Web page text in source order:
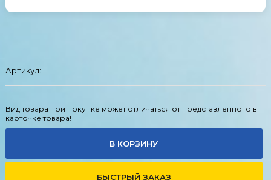
Артикул:
Вид товара при покупке может отличаться от представленного в
карточке товара!
В КОРЗИНУ
БЫСТРЫЙ ЗАКАЗ